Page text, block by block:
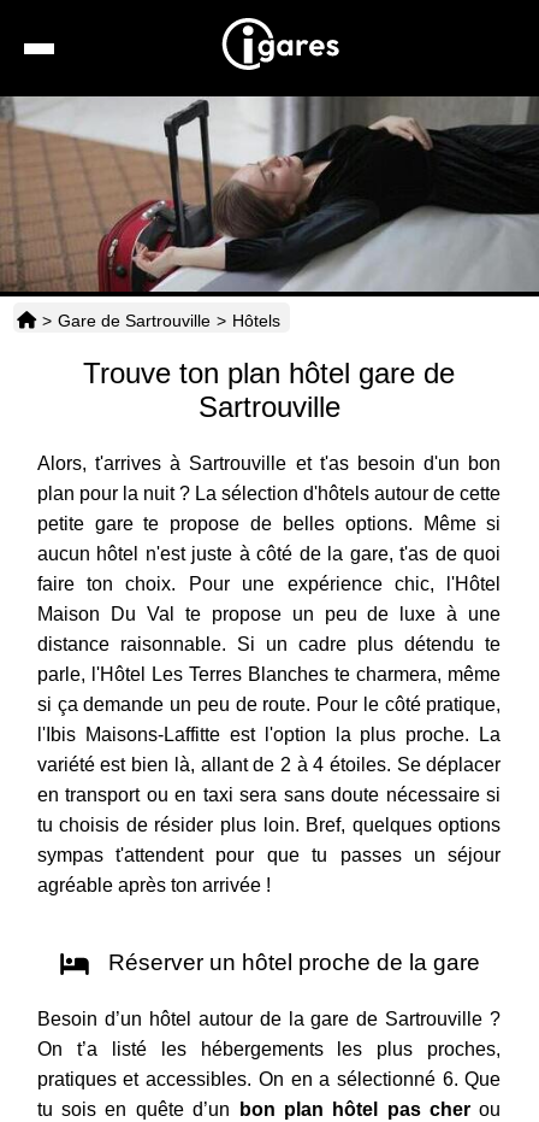
Location de voiture
Hôtels
Taxis
Horaires
> Gare de Sartrouville > Hôtels
Trouve ton plan hôtel gare de
Sartrouville
Alors, t'arrives à Sartrouville et t'as besoin d'un bon
plan pour la nuit ? La sélection d'hôtels autour de cette
petite gare te propose de belles options. Même si
aucun hôtel n'est juste à côté de la gare, t'as de quoi
faire ton choix. Pour une expérience chic, l'Hôtel
Maison Du Val te propose un peu de luxe à une
distance raisonnable. Si un cadre plus détendu te
parle, l'Hôtel Les Terres Blanches te charmera, même
si ça demande un peu de route. Pour le côté pratique,
l'Ibis Maisons-Laffitte est l'option la plus proche. La
variété est bien là, allant de 2 à 4 étoiles. Se déplacer
en transport ou en taxi sera sans doute nécessaire si
tu choisis de résider plus loin. Bref, quelques options
sympas t'attendent pour que tu passes un séjour
agréable après ton arrivée !
Réserver un hôtel proche de la gare
Besoin d’un hôtel autour de la gare de Sartrouville ?
On t’a listé les hébergements les plus proches,
pratiques et accessibles. On en a sélectionné 6. Que
tu sois en quête d’un
bon plan hôtel pas cherou